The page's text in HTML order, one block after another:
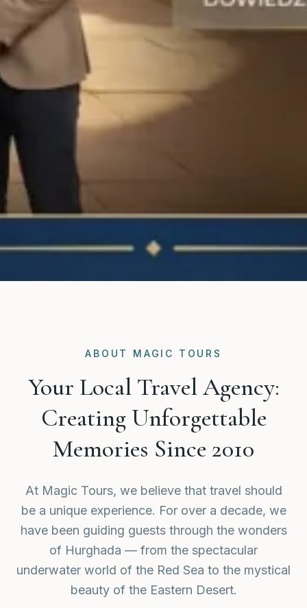
ABOUT MAGIC TOURS
Your Local Travel Agency:
Creating Unforgettable
Memories Since 2010
At Magic Tours, we believe that travel should
be a unique experience. For over a decade, we
have been guiding guests through the wonders
of Hurghada — from the spectacular
underwater world of the Red Sea to the mystical
beauty of the Eastern Desert.